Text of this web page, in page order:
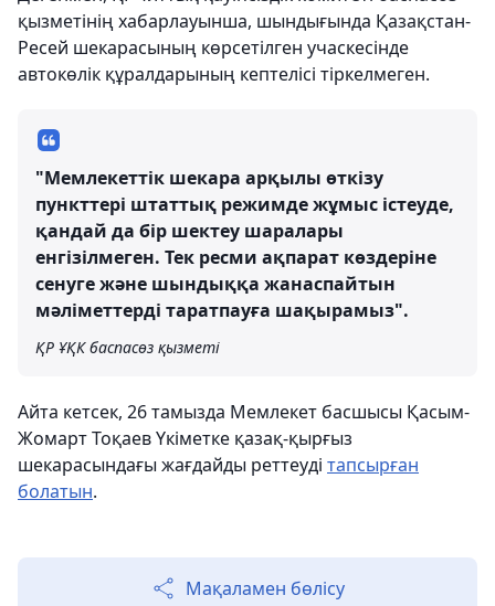
қызметінің хабарлауынша, шындығында Қазақстан-
Ресей шекарасының көрсетілген учаскесінде
автокөлік құралдарының кептелісі тіркелмеген.
"Мемлекеттік шекара арқылы өткізу
пункттері штаттық режимде жұмыс істеуде,
қандай да бір шектеу шаралары
енгізілмеген. Тек ресми ақпарат көздеріне
сенуге және шындыққа жанаспайтын
мәліметтерді таратпауға шақырамыз".
ҚР ҰҚК баспасөз қызметі
Айта кетсек, 26 тамызда Мемлекет басшысы Қасым-
Жомарт Тоқаев Үкіметке қазақ-қырғыз
шекарасындағы жағдайды реттеуді тапсырған
болатын.
Мақаламен бөлісу